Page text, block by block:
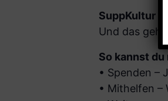
SuppKultur
Und das geht
So kannst
• Spenden –
• Mithelfen –